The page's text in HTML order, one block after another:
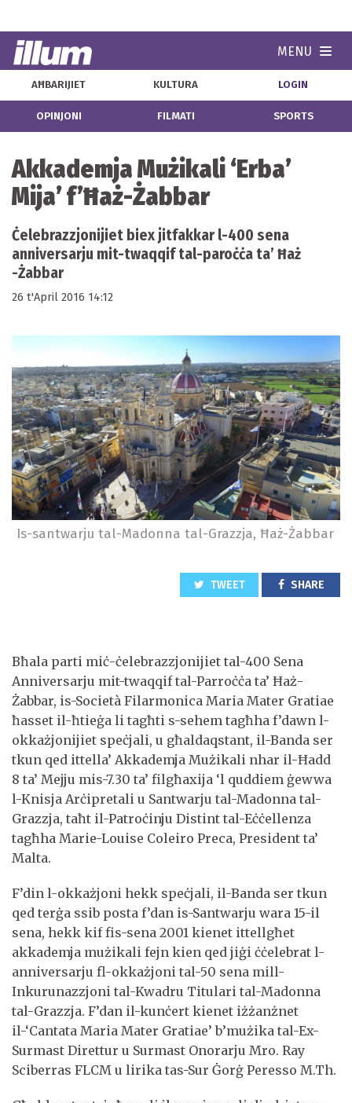
MENU
AĦBARIJIET KULTURA LOGIN
OPINJONI FILMATI SPORTS
Akkademja Mużikali ‘Erba’
Mija’ f’Ħaż-Żabbar
Ċelebrazzjonijiet biex jitfakkar l-400 sena
anniversarju mit-twaqqif tal-paroċċa ta’ Ħaż
-Żabbar
26 t'April 2016 14:12
Is-santwarju tal-Madonna tal-Grazzja, Ħaż-Żabbar
TWEET SHARE
Bħala parti miċ-ċelebrazzjonijiet tal-400 Sena
Anniversarju mit-twaqqif tal-Parroċċa ta’ Ħaż-
Żabbar, is-Società Filarmonica Maria Mater Gratiae
ħasset il-ħtieġa li tagħti s-sehem tagħha f’dawn l-
okkażjonijiet speċjali, u għaldaqstant, il-Banda ser
tkun qed ittella’ Akkademja Mużikali nhar il-Ħadd
8 ta’ Mejju mis-7.30 ta’ filgħaxija ‘l quddiem ġewwa
l-Knisja Arċipretali u Santwarju tal-Madonna tal-
Grazzja, taħt il-Patroċinju Distint tal-Eċċellenza
tagħha Marie-Louise Coleiro Preca, President ta’
Malta.
F’din l-okkażjoni hekk speċjali, il-Banda ser tkun
qed terġa ssib posta f’dan is-Santwarju wara 15-il
sena, hekk kif fis-sena 2001 kienet ittellgħet
akkademja mużikali fejn kien qed jiġi ċċelebrat l-
anniversarju fl-okkażjoni tal-50 sena mill-
Inkurunazzjoni tal-Kwadru Titulari tal-Madonna
tal-Grazzja. F’dan il-kunċert kienet iżżanżnet
il-‘Cantata Maria Mater Gratiae’ b’mużika tal-Ex-
Surmast Direttur u Surmast Onorarju Mro. Ray
Sciberras FLCM u lirika tas-Sur Ġorġ Peresso M.Th.